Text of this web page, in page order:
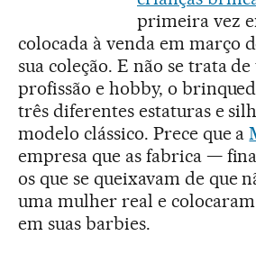
primeira vez
colocada à venda em março
sua coleção. E não se trata
profissão e hobby, o
três diferentes estaturas e
modelo clássico. Prece que a
empresa que as fabrica —
os que se queixavam de que
uma mulher real e
em suas barbies.